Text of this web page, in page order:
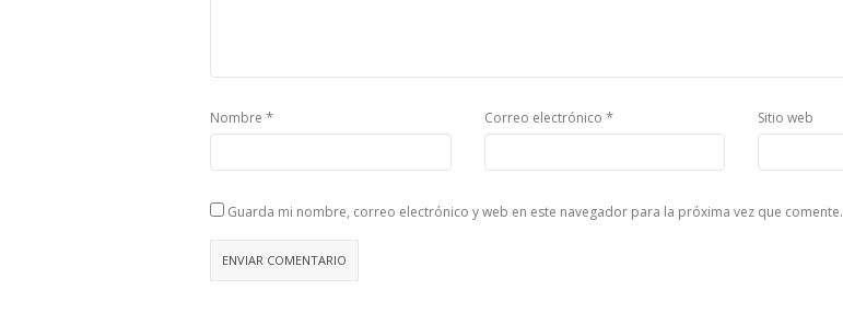
Nombre * Correo electrónico * Sitio web
Guarda mi nombre, correo electrónico y web en este navegador para la próxima vez que comente.